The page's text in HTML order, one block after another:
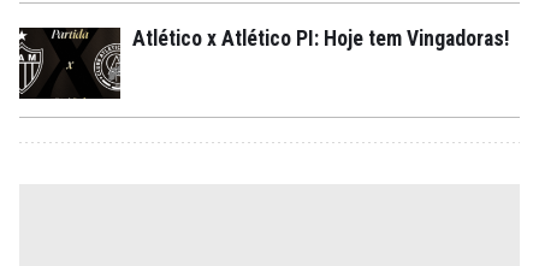
Atlético x Atlético PI: Hoje tem Vingadoras!